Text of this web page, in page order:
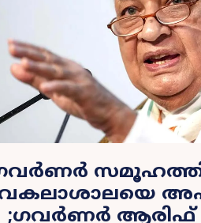
;ഗവർണർ ആരിഫ്